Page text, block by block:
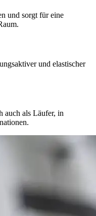
und sorgt für eine
und elastischer
auch als Läufer, in